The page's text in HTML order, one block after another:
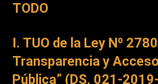
TODO
I. TUO de la Ley Nº
Transparencia y
Pública” (DS. 021-